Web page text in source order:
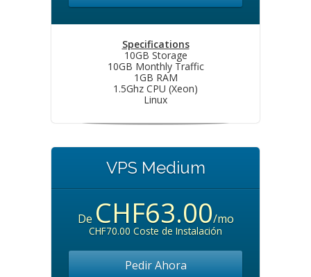
Specifications
10GB Storage
10GB Monthly Traffic
1GB RAM
1.5Ghz CPU (Xeon)
Linux
VPS Medium
De CHF63.00/mo
CHF70.00 Coste de Instalación
Pedir Ahora